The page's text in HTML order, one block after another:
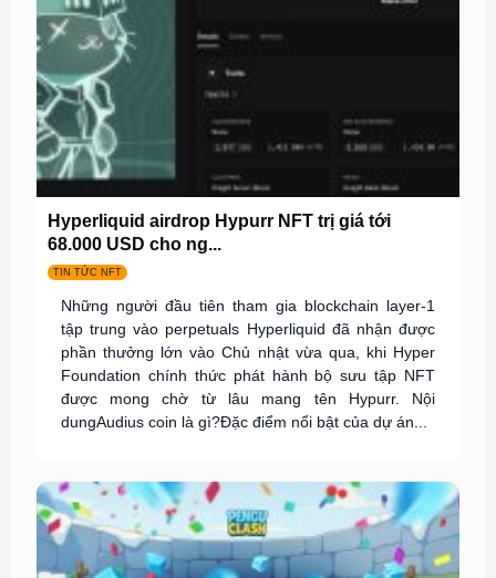
Hyperliquid airdrop Hypurr NFT trị giá tới
68.000 USD cho ng...
TIN TỨC NFT
Những người đầu tiên tham gia blockchain layer-1
tập trung vào perpetuals Hyperliquid đã nhận được
phần thưởng lớn vào Chủ nhật vừa qua, khi Hyper
Foundation chính thức phát hành bộ sưu tập NFT
được mong chờ từ lâu mang tên Hypurr. Nội
dungAudius coin là gì?Đặc điểm nổi bật của dự án...